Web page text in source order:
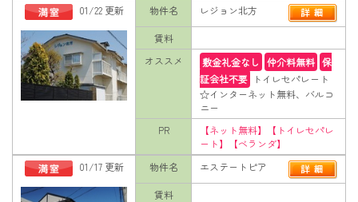
01/22 更新
物件名 レジョン北方
賃料
オススメ
敷金礼金なし 仲介料無料 保
証会社不要
トイレセパレート
☆インターネット無料、バルコ
ニー
PR
【ネット無料】【トイレセパレ
ート】【ベランダ】
01/17 更新
物件名 エステートピア
賃料